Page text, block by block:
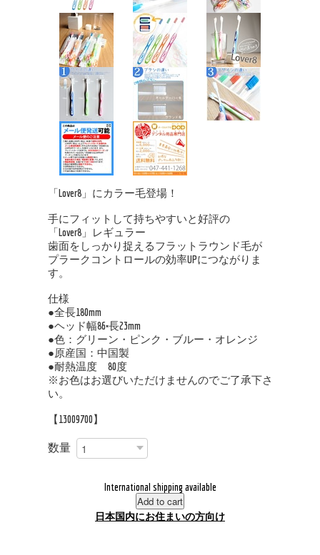
「Lover8」にカラー毛登場！
手にフィットして持ちやすいと好評の
「Lover8」レギュラー
歯面をしっかり捉えるフラットラウンド毛が
プラークコントロールの効率UPにつながりま
す。
仕様
●全長180mm
●ヘッド幅86×長23mm
●色：グリーン・ピンク・ブルー・オレンジ
●原産国：中国製
●耐熱温度 80度
※お色はお選びいただけませんのでご了承下さ
い。
【13009700】
数量
International shipping available
Add to cart
日本国内にお住まいの方向け